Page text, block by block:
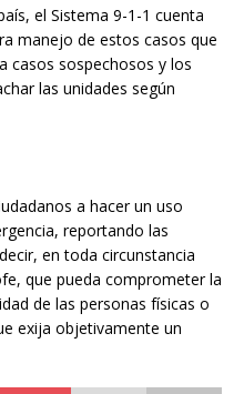
el Sistema 9-1-1 cuenta
manejo de estos casos que
casos sospechosos y los
las unidades según
a hacer un uso
reportando las
en toda circunstancia
que pueda comprometer la
de las personas físicas o
exija objetivamente un